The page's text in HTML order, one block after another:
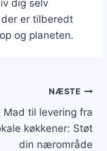
dig selv
er tilberedt
og planeten.
NÆSTE
Mad til levering fra
køkkener: Støt
din nærområde